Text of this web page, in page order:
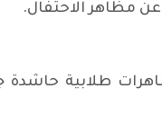
عن مظاهر الاحتفال.
طلابية حاشدة